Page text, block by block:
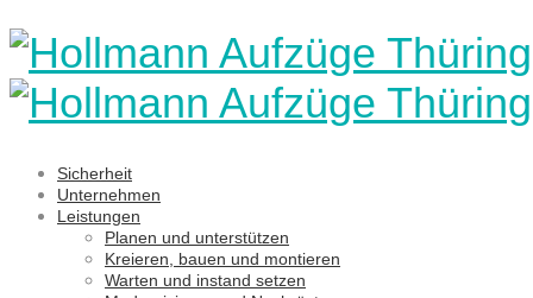
Sicherheit
Unternehmen
Leistungen
Planen und unterstützen
Kreieren, bauen und montieren
Warten und instand setzen